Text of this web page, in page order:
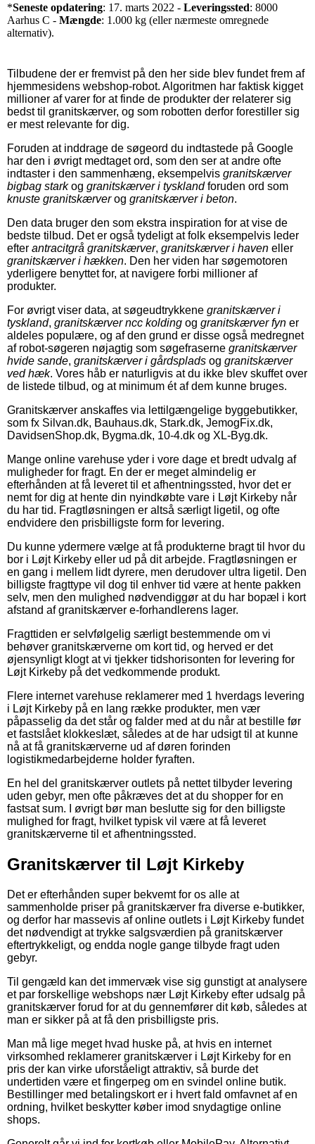
*Seneste opdatering: 17. marts 2022 - Leveringssted: 8000
Aarhus C - Mængde: 1.000 kg (eller nærmeste omregnede
alternativ).
Tilbudene der er fremvist på den her side blev fundet frem af
hjemmesidens webshop-robot. Algoritmen har faktisk kigget
millioner af varer for at finde de produkter der relaterer sig
bedst til granitskærver, og som robotten derfor forestiller sig
er mest relevante for dig.
Foruden at inddrage de søgeord du indtastede på Google
har den i øvrigt medtaget ord, som den ser at andre ofte
indtaster i den sammenhæng, eksempelvis granitskærver
bigbag starkog granitskærver i tysklandforuden ord som
knuste granitskærverog granitskærver i beton.
Den data bruger den som ekstra inspiration for at vise de
bedste tilbud. Det er også tydeligt at folk eksempelvis leder
efter antracitgrå granitskærver, granitskærver i haven eller
granitskærver i hækken. Den her viden har søgemotoren
yderligere benyttet for, at navigere forbi millioner af
produkter.
For øvrigt viser data, at søgeudtrykkene granitskærver i
tyskland, granitskærver ncc kolding og granitskærver fyn er
aldeles populære, og af den grund er disse også medregnet
af robot-søgeren nøjagtig som søgefraserne granitskærver
hvide sande, granitskærver i gårdsplads og granitskærver
ved hæk. Vores håb er naturligvis at du ikke blev skuffet over
de listede tilbud, og at minimum ét af dem kunne bruges.
Granitskærver anskaffes via lettilgængelige byggebutikker,
som fx Silvan.dk, Bauhaus.dk, Stark.dk, JemogFix.dk,
DavidsenShop.dk, Bygma.dk, 10-4.dk og XL-Byg.dk.
Mange online varehuse yder i vore dage et bredt udvalg af
muligheder for fragt. En der er meget almindelig er
efterhånden at få leveret til et afhentningssted, hvor det er
nemt for dig at hente din nyindkøbte vare i Løjt Kirkeby når
du har tid. Fragtløsningen er altså særligt ligetil, og ofte
endvidere den prisbilligste form for levering.
Du kunne ydermere vælge at få produkterne bragt til hvor du
bor i Løjt Kirkeby eller ud på dit arbejde. Fragtløsningen er
en gang i mellem lidt dyrere, men derudover ultra ligetil. Den
billigste fragttype vil dog til enhver tid være at hente pakken
selv, men den mulighed nødvendiggør at du har bopæl i kort
afstand af granitskærver e-forhandlerens lager.
Fragttiden er selvfølgelig særligt bestemmende om vi
behøver granitskærverne om kort tid, og herved er det
øjensynligt klogt at vi tjekker tidshorisonten for levering for
Løjt Kirkeby på det vedkommende produkt.
Flere internet varehuse reklamerer med 1 hverdags levering
i Løjt Kirkeby på en lang række produkter, men vær
påpasselig da det står og falder med at du når at bestille før
et fastslået klokkeslæt, således at de har udsigt til at kunne
nå at få granitskærverne ud af døren forinden
logistikmedarbejderne holder fyraften.
En hel del granitskærver outlets på nettet tilbyder levering
uden gebyr, men ofte påkræves det at du shopper for en
fastsat sum. I øvrigt bør man beslutte sig for den billigste
mulighed for fragt, hvilket typisk vil være at få leveret
granitskærverne til et afhentningssted.
Granitskærver til Løjt Kirkeby
Det er efterhånden super bekvemt for os alle at
sammenholde priser på granitskærver fra diverse e-butikker,
og derfor har massevis af online outlets i Løjt Kirkeby fundet
det nødvendigt at trykke salgsværdien på granitskærver
eftertrykkeligt, og endda nogle gange tilbyde fragt uden
gebyr.
Til gengæld kan det immervæk vise sig gunstigt at analysere
et par forskellige webshops nær Løjt Kirkeby efter udsalg på
granitskærver forud for at du gennemfører dit køb, således at
man er sikker på at få den prisbilligste pris.
Man må lige meget hvad huske på, at hvis en internet
virksomhed reklamerer granitskærver i Løjt Kirkeby for en
pris der kan virke uforståeligt attraktiv, så burde det
undertiden være et fingerpeg om en svindel online butik.
Bestillinger med betalingskort er i hvert fald omfavnet af en
ordning, hvilket beskytter køber imod snydagtige online
shops.